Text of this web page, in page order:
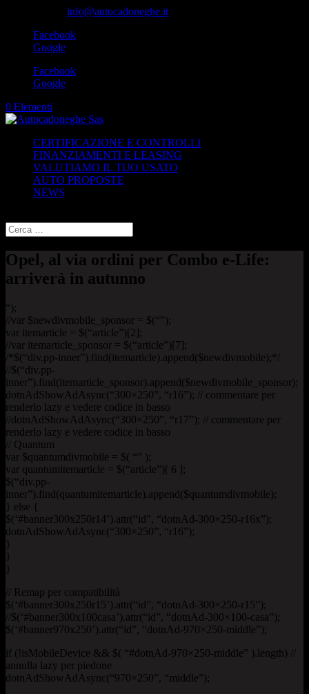
info@autocadoneghe.it
Facebook
Google
Facebook
Google
0 Elementi
CERTIFICAZIONE E CONTROLLI
FINANZIAMENTI E LEASING
VALUTIAMO IL TUO USATO
AUTO PROPOSTE
NEWS
Opel, al via ordini per Combo e-Life:
arriverà in autunno
“);
//var $newdivmobile_sponsor = $(“”);
var itemarticle = $(“article”)[2];
//var itemarticle_sponsor = $(“article”)[7];
/*$(“div.pp-inner”).find(itemarticle).append($newdivmobile);*/
//$(“div.pp-
inner”).find(itemarticle_sponsor).append($newdivmobile_sponsor);
dotnAdShowAdAsync(“300×250”, “r16”); // commentare per
renderlo lazy e vedere codice in basso
//dotnAdShowAdAsync(“300×250”, “r17”); // commentare per
renderlo lazy e vedere codice in basso
// Quantum
var $quantumdivmobile = $( “” );
var quantumitemarticle = $(“article”)[ 6 ];
$(“div.pp-
inner”).find(quantumitemarticle).append($quantumdivmobile);
} else {
$(‘#banner300x250r14’).attr(“id”, “dotnAd-300×250-r16x”);
dotnAdShowAdAsync(“300×250”, “r16”);
}
}
}
// Remap per compatibilità
$(‘#banner300x250r15’).attr(“id”, “dotnAd-300×250-r15”);
//$(‘#banner300x100casa’).attr(“id”, “dotnAd-300×100-casa”);
$(‘#banner970x250’).attr(“id”, “dotnAd-970×250-middle”);
if (!isMobileDevice && $( “#dotnAd-970×250-middle” ).length) //
annulla lazy per piedone
dotnAdShowAdAsync(“970×250”, “middle”);